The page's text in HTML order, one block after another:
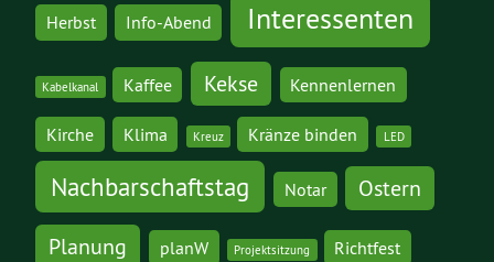
Herbst Info-Abend Interessenten
Kabelkanal Kaffee Kekse Kennenlernen
Kirche Klima Kreuz Kränze binden LED
Nachbarschaftstag Notar Ostern
Planung planW Projektsitzung Richtfest